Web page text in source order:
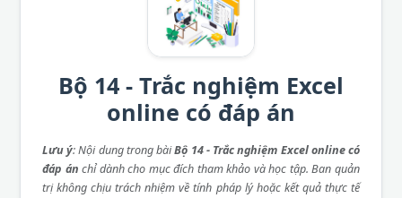
Bộ 14 - Trắc nghiệm Excel
online có đáp án
Lưu ý: Nội dung trong bàiBộ 14 - Trắc nghiệm Excel online có
đáp án chỉ dành cho mục đích tham khảo và học tập. Ban quản
trị không chịu trách nhiệm về tính pháp lý hoặc kết quả thực tế